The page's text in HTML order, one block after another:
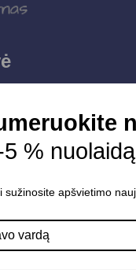
5 %
sužinosite apšvietimo